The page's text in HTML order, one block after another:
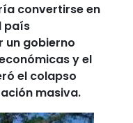
convertirse en
país
un gobierno
y el
el colapso
masiva.